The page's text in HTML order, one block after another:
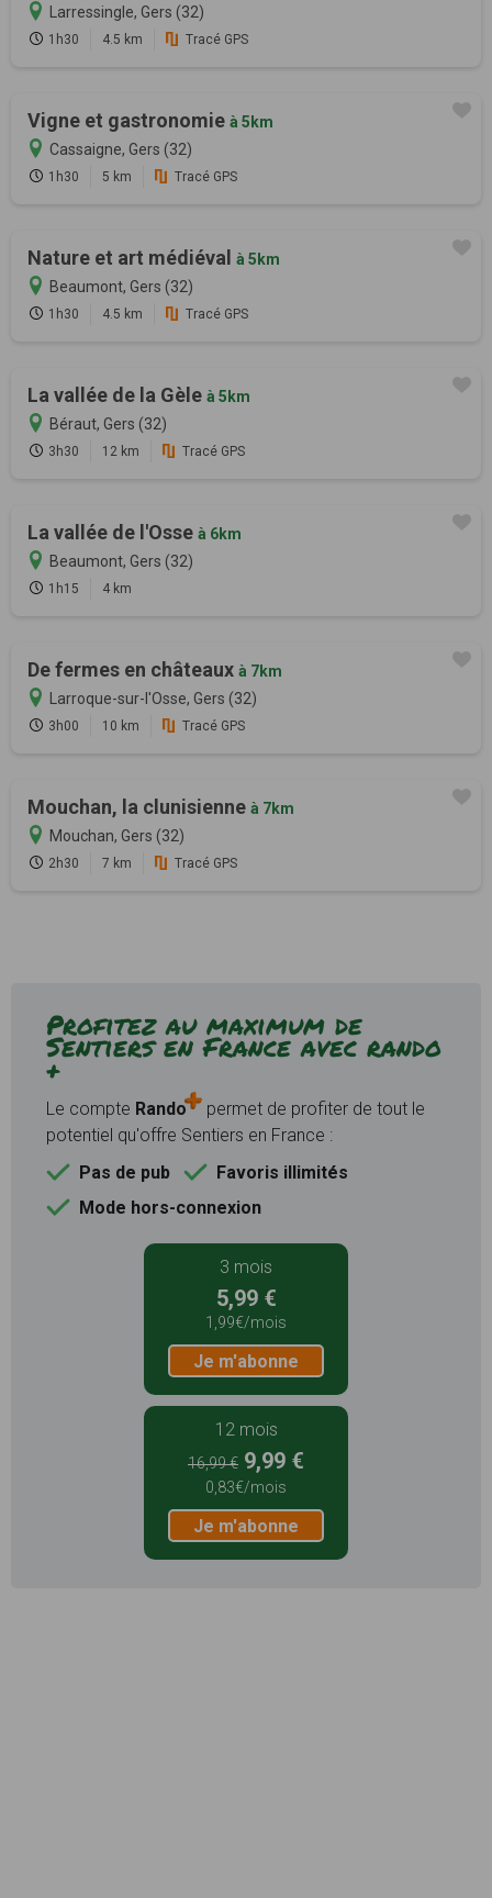
Larressingle, Gers (32)
1h30 4.5 km Tracé GPS
Vigne et gastronomie à 5km
Cassaigne, Gers (32)
1h30 5 km Tracé GPS
Nature et art médiéval
à 5km
Beaumont, Gers (32)
1h30 4.5 km Tracé GPS
La vallée de la Gèle à 5km
Béraut, Gers (32)
3h30 12 km Tracé GPS
La vallée de l'Osse à 6km
Beaumont, Gers (32)
1h15 4 km
De fermes en châteaux à 7km
Larroque-sur-l'Osse, Gers (32)
3h00 10 km Tracé GPS
Mouchan, la clunisienne à 7km
Mouchan, Gers (32)
2h30 7 km Tracé GPS
Profitez au maximum de
Sentiers en France avec rando
+
Le compte Rando
permet de profiter de tout le
potentiel qu'offre Sentiers en France :
Pas de pub
Favoris illimités
Mode hors-connexion
3 mois
5,99 €
1,99€/mois
Je m'abonne
12 mois
16,99 € 9,99 €
0,83€/mois
Je m'abonne